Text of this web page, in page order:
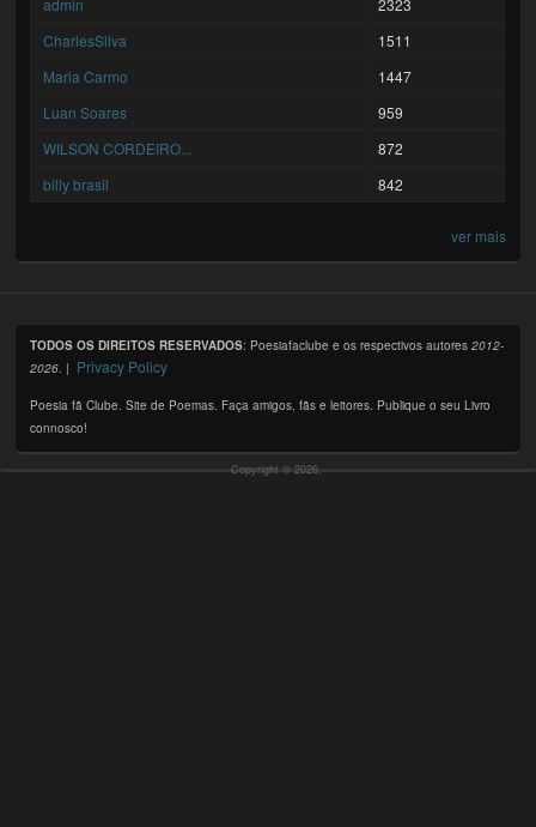
admin
2323
CharlesSilva
1511
Maria Carmo
1447
Luan Soares
959
WILSON CORDEIRO...
872
billy brasil
842
ver mais
TODOS OS DIREITOS RESERVADOS: Poesiafaclube e os respectivos autores2012-
2026. | Privacy Policy
Poesia fã Clube. Site de Poemas. Faça amigos, fãs e leitores. Publique o seu Livro
connosco!
Copyright © 2026,